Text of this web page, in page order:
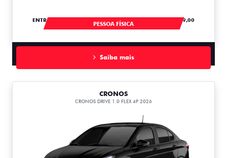
ENTRADA DE R$ 118.434,84 +18 PARCELAS DE R$ 3.089,00
PESSOA FÍSICA
Saiba mais
CRONOS
CRONOS DRIVE 1.0 FLEX 4P 2026